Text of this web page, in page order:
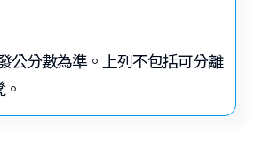
公分數為準。上列不包括可分離